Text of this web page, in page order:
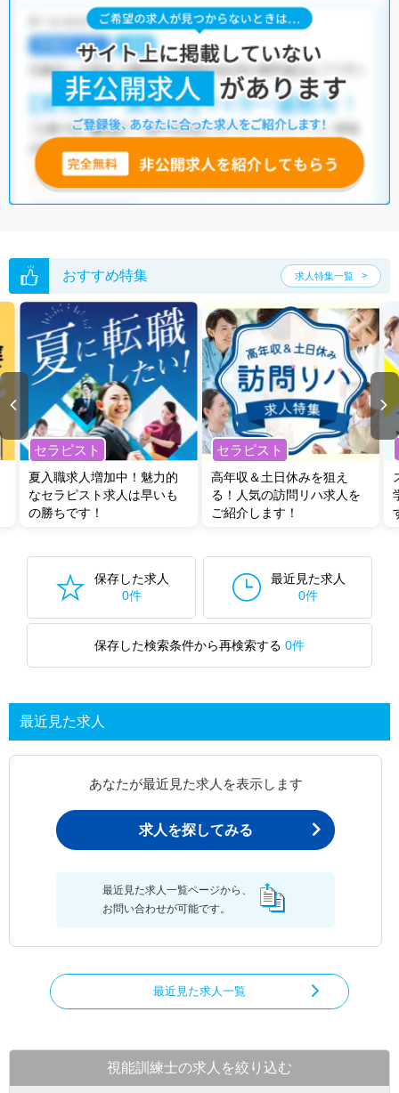
奈良県の視能訓練士求人では以下のような条件が人気です。
積極採用中・新卒OK・ 残業少なめ ・ 正社員(正職員)
・クリニック
他の条件でも人気の求人がございますので、「こだわり条件」から検索
いただくか、お気軽にお問い合わせください。
全国の視能訓練士求人から検索いただくことも可能です。
無料転職支援サービス
にお申し込みいただくと、ご希望条件をヒアリン
グした上で求人をご提案いたします。
ご希望条件がまだ定まっていない方は人気の希望条件をピックアップし
い。
おすすめ特集 求人特集一覧
セラピスト
夏入職求人増加中！魅力的
なセラピスト求人は早いも
の勝ちです！
セラピスト
高年収＆土日休みを狙え
る！人気の訪問リハ求人を
ご紹介します！
保存した求人
0件
最近見た求人
0件
保存した検索条件から再検索する 0件
最近見た求人
あなたが最近見た求人を表示します
求人を探してみる
最近見た求人一覧ページから、
お問い合わせが可能です。
最近見た求人一覧
視能訓練士の求人を絞り込む